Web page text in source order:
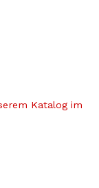
Katalog im